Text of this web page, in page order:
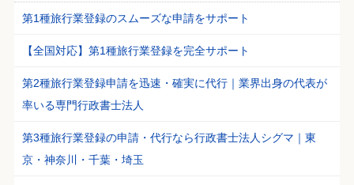
第1種旅行業登録のスムーズな申請をサポート
【全国対応】第1種旅行業登録を完全サポート
第2種旅行業登録申請を迅速・確実に代行｜業界出身の代表が
率いる専門行政書士法人
第3種旅行業登録の申請・代行なら行政書士法人シグマ｜東
京・神奈川・千葉・埼玉